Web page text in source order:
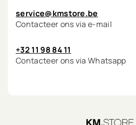
service@kmstore.be
Contacteer ons via e-mail
+32 11 98 84 11
Contacteer ons via Whatsapp